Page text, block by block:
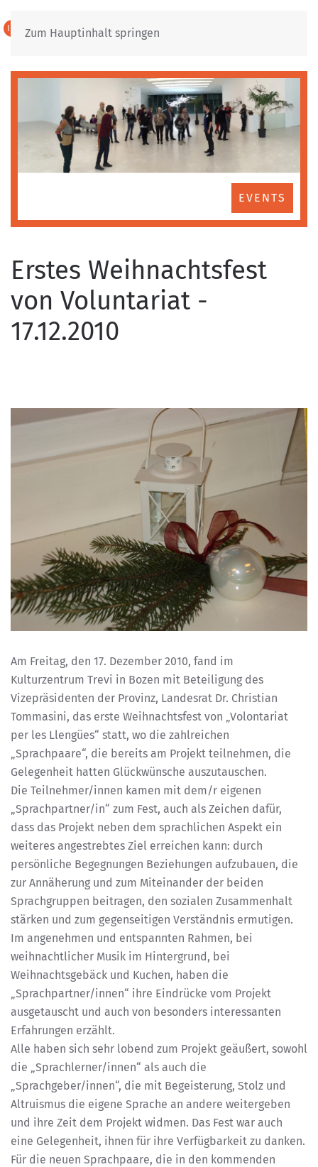
Zum Hauptinhalt springen
IT DE
EVENTS
Erstes Weihnachtsfest
von Voluntariat -
17.12.2010
Am Freitag, den 17. Dezember 2010, fand im
Kulturzentrum Trevi in Bozen mit Beteiligung des
Vizepräsidenten der Provinz, Landesrat Dr. Christian
Tommasini, das erste Weihnachtsfest von „Volontariat
per les Llengües“ statt, wo die zahlreichen
„Sprachpaare“, die bereits am Projekt teilnehmen, die
Gelegenheit hatten Glückwünsche auszutauschen.
Die Teilnehmer/innen kamen mit dem/r eigenen
„Sprachpartner/in“ zum Fest, auch als Zeichen dafür,
dass das Projekt neben dem sprachlichen Aspekt ein
weiteres angestrebtes Ziel erreichen kann: durch
persönliche Begegnungen Beziehungen aufzubauen, die
zur Annäherung und zum Miteinander der beiden
Sprachgruppen beitragen, den sozialen Zusammenhalt
stärken und zum gegenseitigen Verständnis ermutigen.
Im angenehmen und entspannten Rahmen, bei
weihnachtlicher Musik im Hintergrund, bei
Weihnachtsgebäck und Kuchen, haben die
„Sprachpartner/innen“ ihre Eindrücke vom Projekt
ausgetauscht und auch von besonders interessanten
Erfahrungen erzählt.
Alle haben sich sehr lobend zum Projekt geäußert, sowohl
die „Sprachlerner/innen“ als auch die
„Sprachgeber/innen“, die mit Begeisterung, Stolz und
Altruismus die eigene Sprache an andere weitergeben
und ihre Zeit dem Projekt widmen. Das Fest war auch
eine Gelegenheit, ihnen für ihre Verfügbarkeit zu danken.
Für die neuen Sprachpaare, die in den kommenden